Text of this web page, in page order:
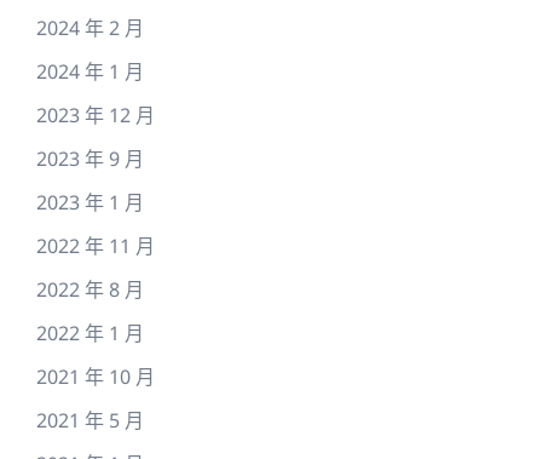
2024 年 2 月
2024 年 1 月
2023 年 12 月
2023 年 9 月
2023 年 1 月
2022 年 11 月
2022 年 8 月
2022 年 1 月
2021 年 10 月
2021 年 5 月